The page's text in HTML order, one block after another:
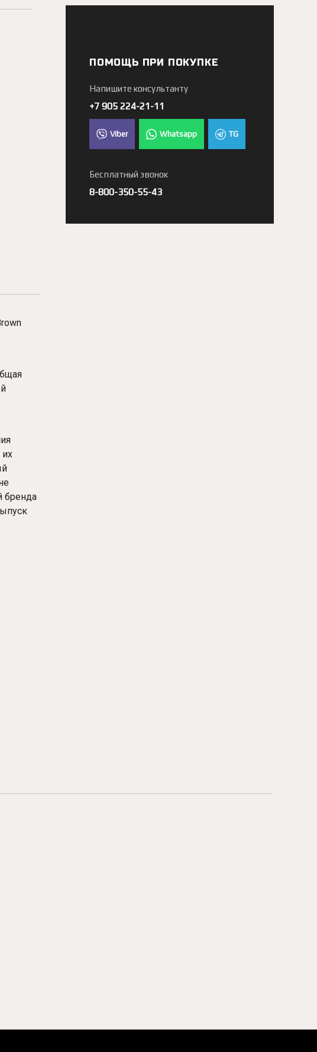
ПОМОЩЬ ПРИ ПОКУПКЕ
Напишите консультанту
+7 905 224-21-11
Viber Whatsapp TG
Бесплатный звонок
8-800-350-55-43
бренда